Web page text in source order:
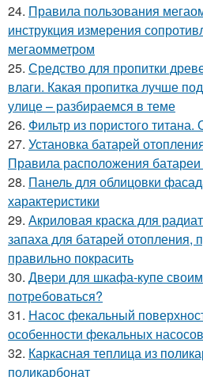
24. Правила пользования
инструкция измерения
мегаомметром
25. Средство для пропитки
влаги. Какая пропитка лучше
улице – разбираемся в теме
26. Фильтр из пористого титана.
27. Установка батарей
Правила расположения
28. Панель для облицовки
характеристики
29. Акриловая краска для
запаха для батарей отопления,
правильно покрасить
30. Двери для шкафа-купе
потребоваться?
31. Насос фекальный
особенности фекальных насосов
32. Каркасная теплица из
поликарбонат